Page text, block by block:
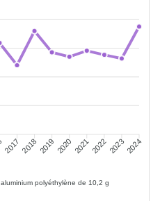
2017 2018 2019 2020 2021202220232024
polyéthylène de 10,2 g